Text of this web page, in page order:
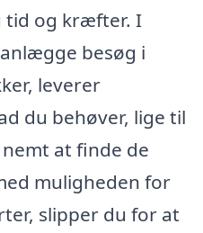
tid og kræfter. I
besøg i
leverer
du behøver, lige til
at finde de
muligheden for
slipper du for at